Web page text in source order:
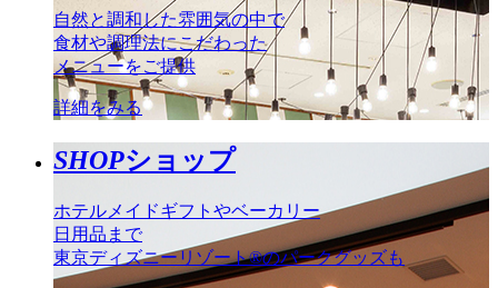
自然と調和した雰囲気の中で
食材や調理法にこだわった
メニューをご提供
詳細をみる
SHOPショップ
ホテルメイドギフトやベーカリー
日用品まで
東京ディズニーリゾート®のパークグッズも